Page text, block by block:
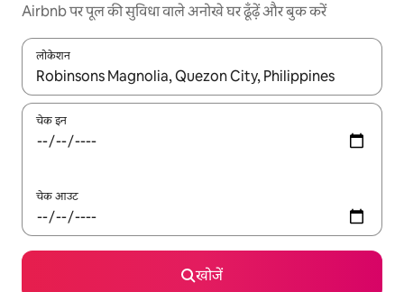
Airbnb पर पूल की सुविधा वाले अनोखे घर ढूँढ़ें और बुक करें
लोकेशन
नतीजों के उपलब्ध होने पर, अप और डाउन 'ऐरो की' का इस्तेमाल करके नेविगेट
चेक इन
चेक आउट
खोजें